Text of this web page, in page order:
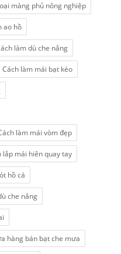
màng phủ nông nghiệp
ao hồ
làm dù che nắng
Cách làm mái bạt kéo
làm mái vòm đẹp
lắp mái hiên quay tay
hồ cá
che nắng
hàng bán bạt che mưa